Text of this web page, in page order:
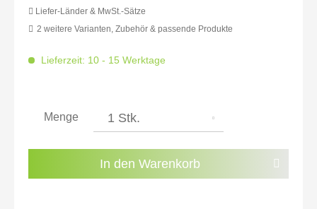
Sie haben dieDatenschutzbestimmungenzur
Kenntnis genommen.
Liefer-Länder & MwSt.-Sätze
inkl. 20% MwSt.: 150,25 €
inkl. 22% MwSt.: 152,76 €
2 weitere Varianten, Zubehör & passende Produkte
Lieferzeit: 10 - 15 Werktage
Menge
In den Warenkorb